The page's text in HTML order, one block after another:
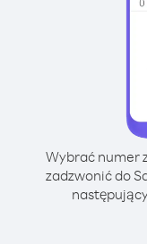
Wybrać numer
zadzwonić do